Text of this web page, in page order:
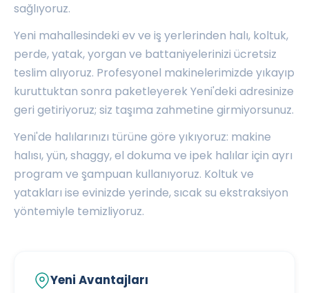
sağlıyoruz.
Yeni mahallesindeki ev ve iş yerlerinden halı, koltuk,
perde, yatak, yorgan ve battaniyelerinizi ücretsiz
teslim alıyoruz. Profesyonel makinelerimizde yıkayıp
kuruttuktan sonra paketleyerek Yeni'deki adresinize
geri getiriyoruz; siz taşıma zahmetine girmiyorsunuz.
Yeni'de halılarınızı türüne göre yıkıyoruz: makine
halısı, yün, shaggy, el dokuma ve ipek halılar için ayrı
program ve şampuan kullanıyoruz. Koltuk ve
yatakları ise evinizde yerinde, sıcak su ekstraksiyon
yöntemiyle temizliyoruz.
Yeni Avantajları